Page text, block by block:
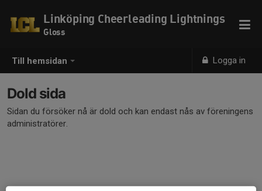
Till hemsidan Logga in
Linköping Cheerleading Lightnings
Gloss
Dold sida
Sidan du försöker nå är dold och kan endast nås av föreningens
administratörer.